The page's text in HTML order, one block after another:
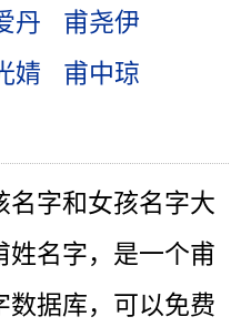
丹
甫尧伊
婧
甫中琼
名字和女孩名字大
姓名字，是一个甫
数据库，可以免费